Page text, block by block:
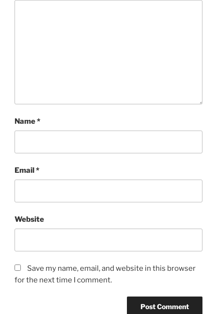
Name*
Email*
Website
Save my name, email, and website in this browser
for the next time I comment.